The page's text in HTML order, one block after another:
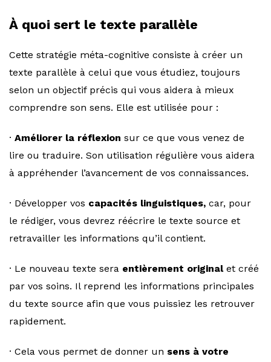
À quoi sert le texte parallèle
Cette stratégie méta-cognitive consiste à créer un
texte parallèle à celui que vous étudiez, toujours
selon un objectif précis qui vous aidera à mieux
comprendre son sens. Elle est utilisée pour :
· Améliorer la réflexion sur ce que vous venez de
lire ou traduire. Son utilisation régulière vous aidera
à appréhender l’avancement de vos connaissances.
· Développer vos capacités linguistiques, car, pour
le rédiger, vous devrez réécrire le texte source et
retravailler les informations qu’il contient.
· Le nouveau texte sera entièrement original et créé
par vos soins. Il reprend les informations principales
du texte source afin que vous puissiez les retrouver
rapidement.
· Cela vous permet de donner un sens à votre